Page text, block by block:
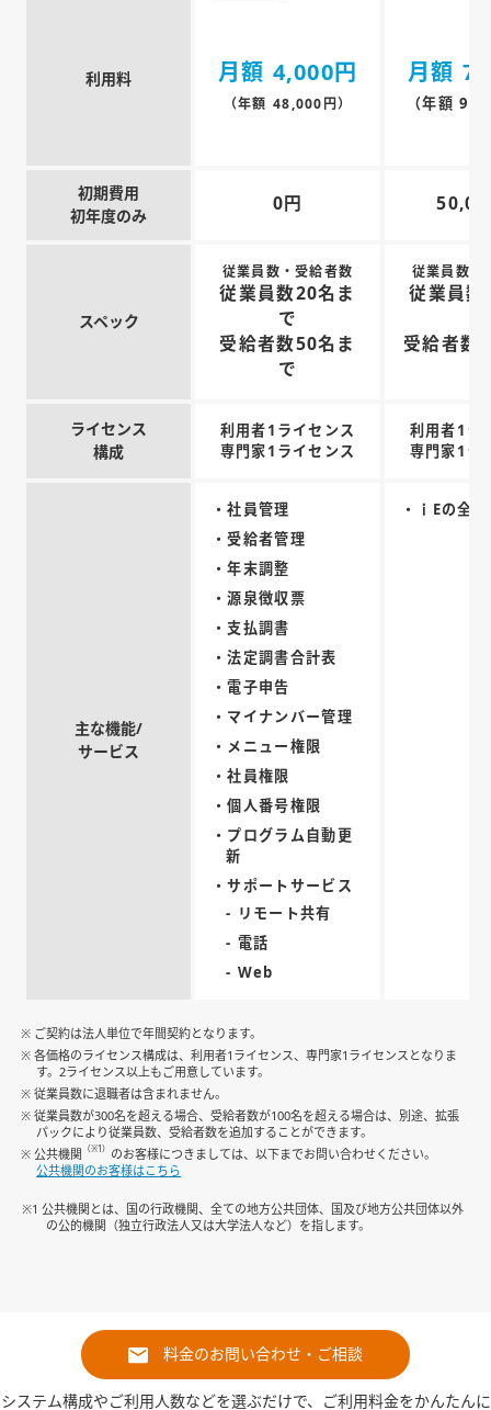
利用料 月額 4,000円
（年額 48,000円）
月額
（年額
初期費用
初年度のみ
0円
スペック
従業員数・受給者数
従業員数20名ま
で
受給者数50名ま
で
従業員数・
従業員数
受給者数
ライセンス
構成
利用者1ライセンス
専門家1ライセンス
利用者1ラ
専門家1ラ
主な機能/
サービス
・社員管理
・受給者管理
・年末調整
・源泉徴収票
・支払調書
・法定調書合計表
・電子申告
・マイナンバー管理
・メニュー権限
・社員権限
・個人番号権限
・プログラム自動更
新
・サポートサービス
- リモート共有
- 電話
- Web
・ｉEの全
※ ご契約は法人単位で年間契約となります。
※ 各価格のライセンス構成は、利用者1ライセンス、専門家1ライセンスとなりま
す。2ライセンス以上もご用意しています。
※ 従業員数に退職者は含まれません。
※ 従業員数が300名を超える場合、受給者数が100名を超える場合は、別途、拡張
パックにより従業員数、受給者数を追加することができます。
※ 公共機関
（※1） のお客様につきましては、以下までお問い合わせください。
公共機関のお客様はこちら
※1 公共機関とは、国の行政機関、全ての地方公共団体、国及び地方公共団体以外
の公的機関（独立行政法人又は大学法人など）を指します。
料金のお問い合わせ・ご相談
システム構成やご利用人数などを選ぶだけで、ご利用料金をかんたんに